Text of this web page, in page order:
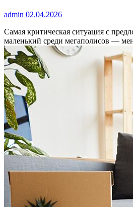
admin 02.04.2026
Самая критическая ситуация с
маленький среди мегаполисов —